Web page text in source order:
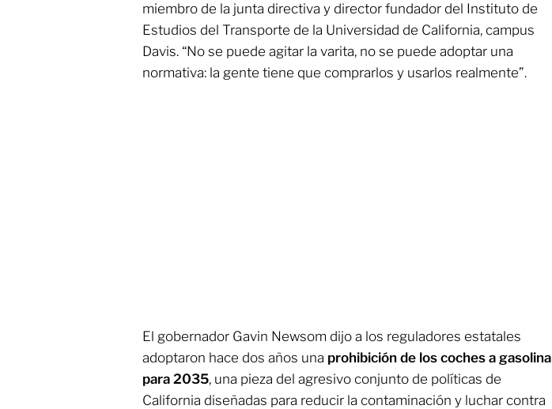
miembro de la junta directiva y director fundador del Instituto de
Estudios del Transporte de la Universidad de California, campus
Davis. “No se puede agitar la varita, no se puede adoptar una
normativa: la gente tiene que comprarlos y usarlos realmente”.
El gobernador Gavin Newsom dijo a los reguladores estatales
adoptaron hace dos años una prohibición de los coches a gasolina
para 2035, una pieza del agresivo conjunto de políticas de
California diseñadas para reducir la contaminación y luchar contra